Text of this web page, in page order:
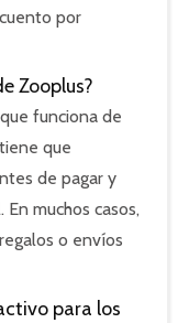
por
Zooplus?
funciona de
que
de pagar y
muchos casos,
o envíos
para los